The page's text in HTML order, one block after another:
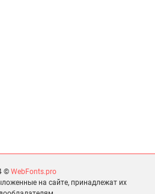
© WebFonts.pro
на сайте, принадлежат их